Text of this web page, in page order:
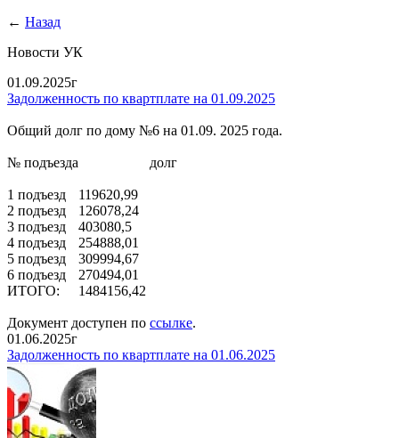
← Назад
Новости УК
01.09.2025г
Задолженность по квартплате на 01.09.2025
Общий долг по дому №6 на 01.09. 2025 года.
№ подъезда долг
1 подъезд
119620,99
2 подъезд
126078,24
3 подъезд
403080,5
4 подъезд
254888,01
5 подъезд
309994,67
6 подъезд
270494,01
ИТОГО:
1484156,42
Документ доступен по ссылке.
01.06.2025г
Задолженность по квартплате на 01.06.2025